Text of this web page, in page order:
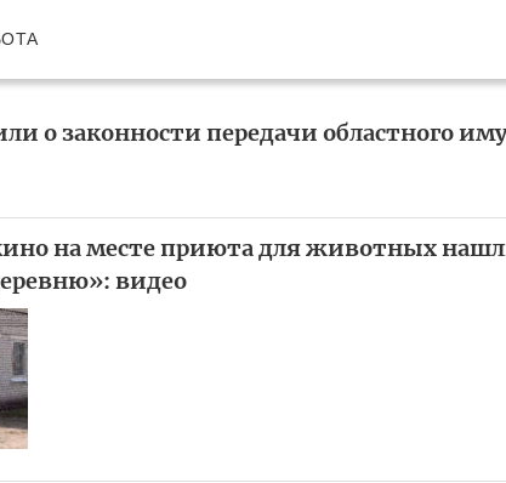
о законности передачи областного
на месте приюта для животных
видео